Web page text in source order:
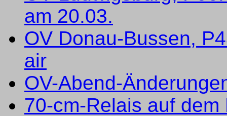
am 20.03.
OV Donau-Bussen,
air
OV-Abend-
70-cm-Relais auf